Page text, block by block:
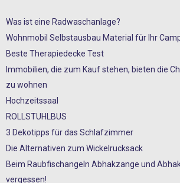
Was ist eine Radwaschanlage?
Wohnmobil Selbstausbau Material für Ihr
Beste Therapiedecke Test
Immobilien, die zum Kauf stehen, bieten die
zu wohnen
Hochzeitssaal
ROLLSTUHLBUS
3 Dekotipps für das Schlafzimmer
Die Alternativen zum Wickelrucksack
Beim Raubfischangeln Abhakzange und
vergessen!